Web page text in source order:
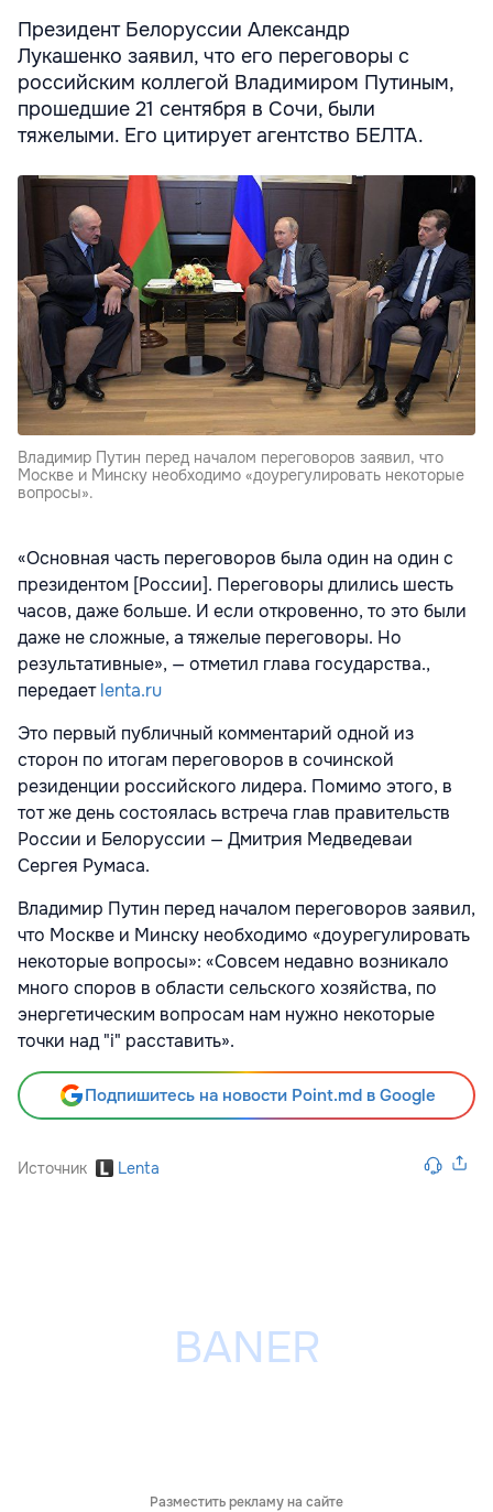
Президент Белоруссии Александр
Лукашенко заявил, что его переговоры с
российским коллегой Владимиром Путиным,
прошедшие 21 сентября в Сочи, были
тяжелыми. Его цитирует агентство БЕЛТА.
Владимир Путин перед началом переговоров заявил, что
Москве и Минску необходимо «доурегулировать некоторые
вопросы».
«Основная часть переговоров была один на один с
президентом [России]. Переговоры длились шесть
часов, даже больше. И если откровенно, то это были
даже не сложные, а тяжелые переговоры. Но
результативные», — отметил глава государства.,
передаетlenta.ru
Это первый публичный комментарий одной из
сторон по итогам переговоров в сочинской
резиденции российского лидера. Помимо этого, в
тот же день состоялась встреча глав правительств
России и Белоруссии — Дмитрия Медведеваи
Сергея Румаса.
Владимир Путин перед началом переговоров заявил,
что Москве и Минску необходимо «доурегулировать
некоторые вопросы»: «Совсем недавно возникало
много споров в области сельского хозяйства, по
энергетическим вопросам нам нужно некоторые
точки над "i" расставить».
Подпишитесь на новости Point.md в Google
Источник Lenta
Разместить рекламу на сайте